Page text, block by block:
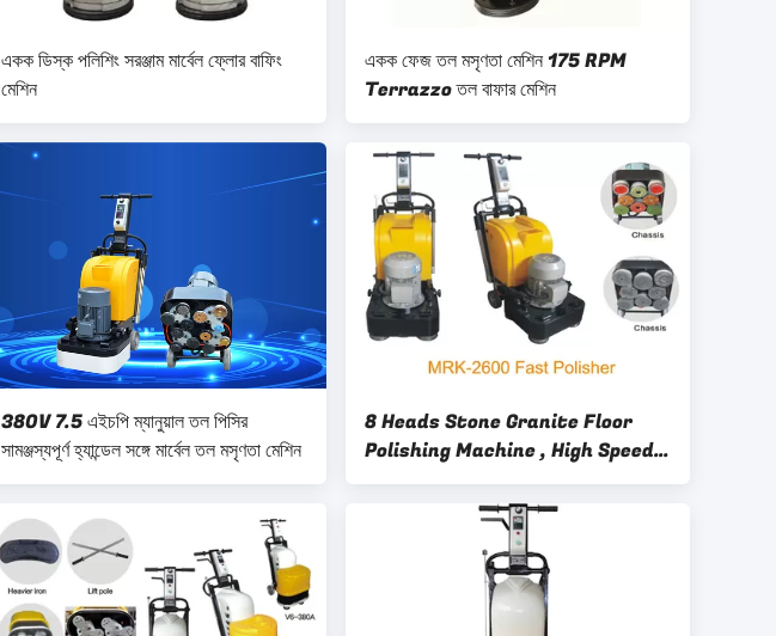
একক ডিস্ক পলিশিং সরঞ্জাম মার্বেল ফ্লোর বাফিং
মেশিন
একক ফেজ তল মসৃণতা মেশিন 175 RPM
Terrazzo তল বাফার মেশিন
380V 7.5 এইচপি ম্যানুয়াল তল পিসির
সামঞ্জস্যপূর্ণ হ্যান্ডেল সঙ্গে মার্বেল তল মসৃণতা মেশিন
8 Heads Stone Granite Floor
Polishing Machine , High Speed
2600RMP